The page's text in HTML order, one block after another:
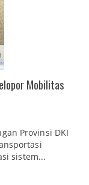
Mobilitas
Provinsi DKI
sistem...